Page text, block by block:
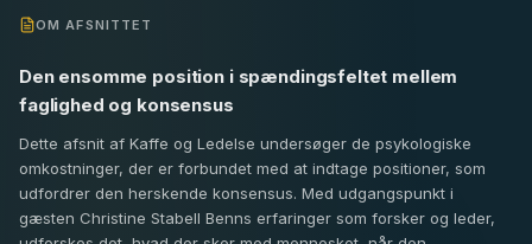
OM AFSNITTET
Den ensomme position i spændingsfeltet mellem
faglighed og konsensus
Dette afsnit af Kaffe og Ledelse undersøger de psykologiske
omkostninger, der er forbundet med at indtage positioner, som
udfordrer den herskende konsensus. Med udgangspunkt i
gæsten Christine Stabell Benns erfaringer som forsker og leder,